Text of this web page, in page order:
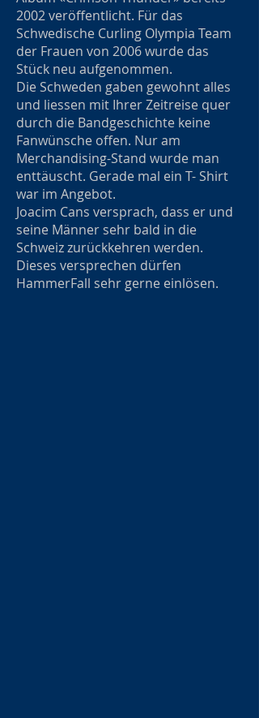
2002 veröffentlicht. Für das
Schwedische Curling Olympia Team
der Frauen von 2006 wurde das
Stück neu aufgenommen.
Die Schweden gaben gewohnt alles
und liessen mit Ihrer Zeitreise quer
durch die Bandgeschichte keine
Fanwünsche offen. Nur am
Merchandising-Stand wurde man
enttäuscht. Gerade mal ein T- Shirt
war im Angebot.
Joacim Cans versprach, dass er und
seine Männer sehr bald in die
Schweiz zurückkehren werden.
Dieses versprechen dürfen
HammerFall sehr gerne einlösen.